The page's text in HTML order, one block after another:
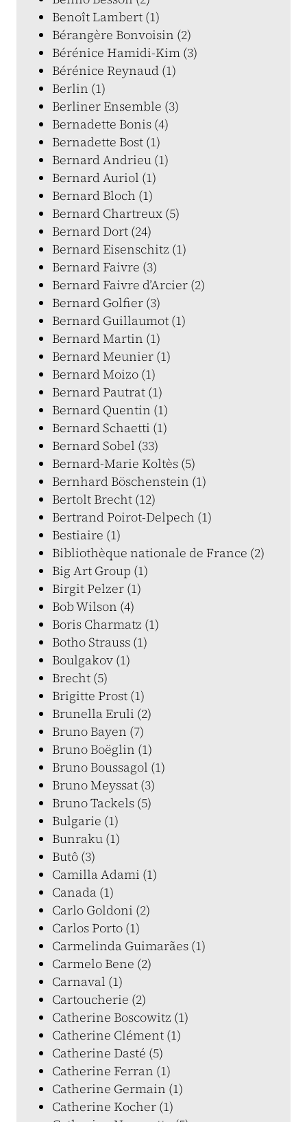
Benoît Lambert (1)
Bérangère Bonvoisin (2)
Bérénice Hamidi-Kim (3)
Bérénice Reynaud (1)
Berlin (1)
Berliner Ensemble (3)
Bernadette Bonis (4)
Bernadette Bost (1)
Bernard Andrieu (1)
Bernard Auriol (1)
Bernard Bloch (1)
Bernard Chartreux (5)
Bernard Dort (24)
Bernard Eisenschitz (1)
Bernard Faivre (3)
Bernard Faivre d’Arcier (2)
Bernard Golfier (3)
Bernard Guillaumot (1)
Bernard Martin (1)
Bernard Meunier (1)
Bernard Moizo (1)
Bernard Pautrat (1)
Bernard Quentin (1)
Bernard Schaetti (1)
Bernard Sobel (33)
Bernard-Marie Koltès (5)
Bernhard Böschenstein (1)
Bertolt Brecht (12)
Bertrand Poirot-Delpech (1)
Bestiaire (1)
Bibliothèque nationale de France (2)
Big Art Group (1)
Birgit Pelzer (1)
Bob Wilson (4)
Boris Charmatz (1)
Botho Strauss (1)
Boulgakov (1)
Brecht (5)
Brigitte Prost (1)
Brunella Eruli (2)
Bruno Bayen (7)
Bruno Boëglin (1)
Bruno Boussagol (1)
Bruno Meyssat (3)
Bruno Tackels (5)
Bulgarie (1)
Bunraku (1)
Butô (3)
Camilla Adami (1)
Canada (1)
Carlo Goldoni (2)
Carlos Porto (1)
Carmelinda Guimarães (1)
Carmelo Bene (2)
Carnaval (1)
Cartoucherie (2)
Catherine Boscowitz (1)
Catherine Clément (1)
Catherine Dasté (5)
Catherine Ferran (1)
Catherine Germain (1)
Catherine Kocher (1)